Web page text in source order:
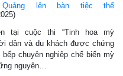
lên bàn tiệc thế
tại cuộc thi “Tinh hoa mỳ
dân và du khách được chứng
bếp chuyên nghiệp chế biến mỳ
nguyên…